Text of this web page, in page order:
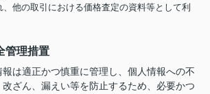
、他の取引における価格査定の資料等として利
管理措置
は適正かつ慎重に管理し、個人情報への不
ざん、漏えい等を防止するため、必要かつ